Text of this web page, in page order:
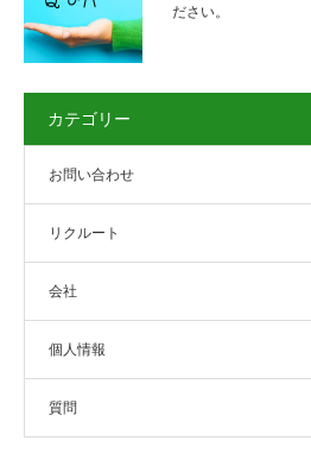
ださい。
カテゴリー
お問い合わせ
リクルート
会社
個人情報
質問